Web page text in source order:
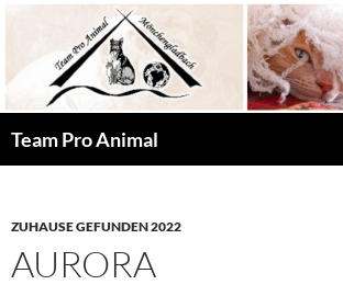
springen
Team Pro Animal
ZUHAUSE GEFUNDEN 2022
AURORA